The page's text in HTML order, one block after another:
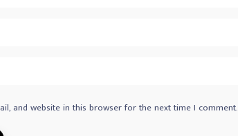
and website in this browser for the next time I comment.